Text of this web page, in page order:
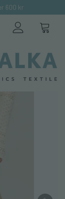
600 kr